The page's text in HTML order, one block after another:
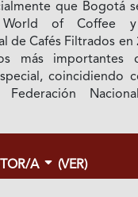
que Bogotá
of Coffee
de Cafés Filtrados en
más importantes
coincidiendo
A (VER)